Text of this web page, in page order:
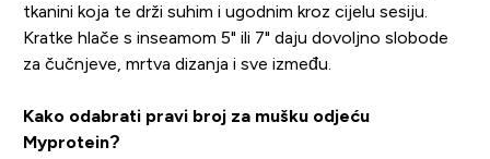
tkanini koja te drži suhim i ugodnim kroz cijelu sesiju.
Kratke hlače s inseamom 5" ili 7" daju dovoljno slobode
za čučnjeve, mrtva dizanja i sve između.
Kako odabrati pravi broj za mušku odjeću
Myprotein?